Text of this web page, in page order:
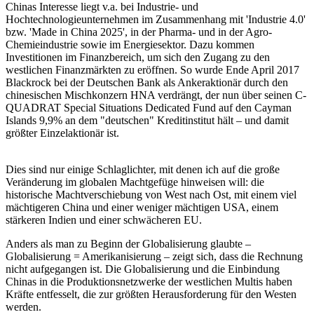
Chinas Interesse liegt v.a. bei Industrie- und
Hochtechnologieunternehmen im Zusammenhang mit 'Industrie 4.0'
bzw. 'Made in China 2025', in der Pharma- und in der Agro-
Chemieindustrie sowie im Energiesektor. Dazu kommen
Investitionen im Finanzbereich, um sich den Zugang zu den
westlichen Finanzmärkten zu eröffnen. So wurde Ende April 2017
Blackrock bei der Deutschen Bank als Ankeraktionär durch den
chinesischen Mischkonzern HNA verdrängt, der nun über seinen C-
QUADRAT Special Situations Dedicated Fund auf den Cayman
Islands 9,9% an dem "deutschen" Kreditinstitut hält – und damit
größter Einzelaktionär ist.
Dies sind nur einige Schlaglichter, mit denen ich auf die große
Veränderung im globalen Machtgefüge hinweisen will: die
historische Machtverschiebung von West nach Ost, mit einem viel
mächtigeren China und einer weniger mächtigen USA, einem
stärkeren Indien und einer schwächeren EU.
Anders als man zu Beginn der Globalisierung glaubte –
Globalisierung = Amerikanisierung – zeigt sich, dass die Rechnung
nicht aufgegangen ist. Die Globalisierung und die Einbindung
Chinas in die Produktionsnetzwerke der westlichen Multis haben
Kräfte entfesselt, die zur größten Herausforderung für den Westen
werden.